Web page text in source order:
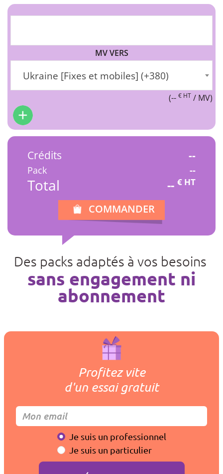
MV VERS
Ukraine [Fixes et mobiles] (+380)
(-- € HT / MV)
Crédits --
Pack --
Total -- € HT
COMMANDER
Des packs adaptés à vos besoins
sans engagement ni
abonnement
Profitez vite
d'un essai gratuit
Je suis un professionnel
Je suis un particulier